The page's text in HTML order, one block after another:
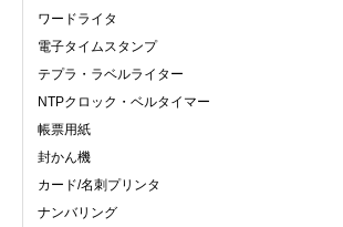
ワードライタ
電子タイムスタンプ
テプラ・ラベルライター
NTPクロック・ベルタイマー
帳票用紙
封かん機
カード/名刺プリンタ
ナンバリング